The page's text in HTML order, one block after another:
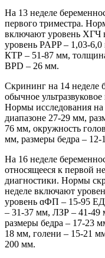
На 13 неделе
первого триместра.
включают уровень ХГЧ
уровень PAPP – 1,03-
КТР – 51-87 мм,
BPD – 26 мм.
Скрининг на 14 неделе
обычное
Нормы исследования
диапазоне 27-29 мм,
76 мм, окружность
мм, размеры бедра –
На 16 неделе
относящееся к первой
диагностики. Нормы
неделе включают
уровень ɑФП – 15-95
– 31-37 мм, ЛЗР – 41-
размеры бедра – 17-23
18 мм, голени – 15-21
200 мм.